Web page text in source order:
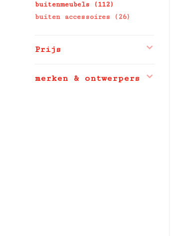
buitenmeubels
(112)
buiten accessoires
(26)
Prijs
merken & ontwerpers